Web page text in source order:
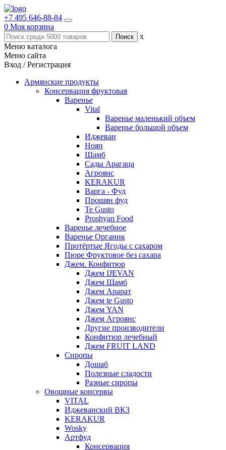
+7 495 646-88-84
0 Моя корзина
x
Меню каталога
Меню сайта
Вход / Регистрация
Армянские продукты
Консервация фруктовая
Варенье
Vital
Варенье маленький объем
Варенье большой объем
Иджеван
Ноян
Шамб
Сады Арагаца
Агроянс
KERAKUR
Варга - Фуд
Прошян фуд
Te Gusto
Proshyan Food
Варенье лечебное
Варенье Органик
Протёртые Ягоды с сахаром
Пюре Фруктовое без сахара
Джем. Конфитюр
Джем IJEVAN
Джем Шамб
Джем Арарат
Джем te Gusto
Джем YAN
Джем Агроянс
Другие производители
Конфитюр лечебный
Джем FRUIT LAND
Сиропы
Дошаб
Полезные сладости
Разные сиропы
Овощные консервы
VITAL
Иджеванский ВКЗ
KERAKUR
Wosky
Артфуд
Консервация